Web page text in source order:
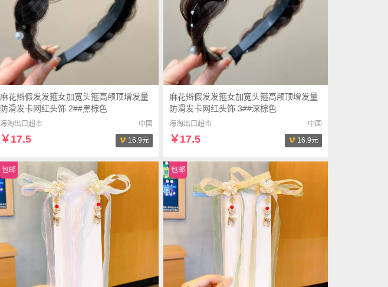
麻花辫假发发箍女加宽头箍高颅顶增发量
防滑发卡网红头饰 2##黑棕色
海淘出口超市 中国
￥17.5 16.9元
麻花辫假发发箍女加宽头箍高颅顶增发量
防滑发卡网红头饰 3##深棕色
海淘出口超市 中国
￥17.5 16.9元
包邮 包邮